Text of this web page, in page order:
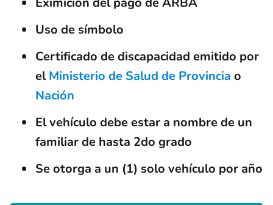
Uso de símbolo
Certificado de discapacidad emitido por
elMinisterio de Salud de Provincia o
Nación
El vehículo debe estar a nombre de un
familiar de hasta 2do grado
Se otorga a un (1) solo vehículo por año